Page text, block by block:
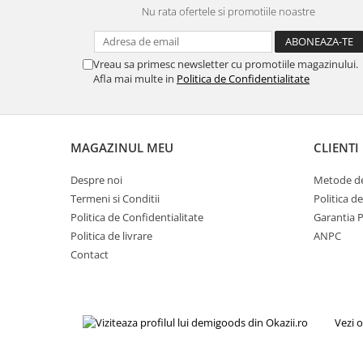
Gaming, Carti & Birotica
Birotica & Papetarie
Console, Jocuri & Accesorii
Ingrijire personala & Cosmetice
Aparate & Accesorii ingrijire
Aparate cosmetice
Articole Sanatate si Wellness
Consumabile sanitare
Cosmetice si produse ingrijire
Camera copilului
Nu rata ofertele si promotiile noastre
Vreau sa primesc newsletter cu promotiile magazinului.
Afla mai multe in Politica de Confidentialitate
MAGAZINUL MEU
Despre noi
Termeni si Conditii
Politica de Confidentialitate
Politica de livrare
Contact
CLIENTI
Metode
Politica
Garantia
ANPC
Vezi